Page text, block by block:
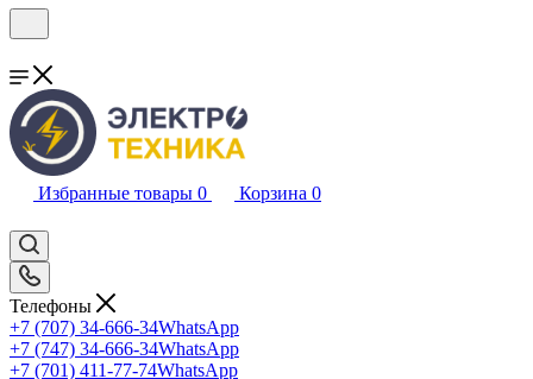
Избранные товары 0 Корзина 0
Телефоны
+7 (707) 34-666-34WhatsApp
+7 (747) 34-666-34WhatsApp
+7 (701) 411-77-74WhatsApp